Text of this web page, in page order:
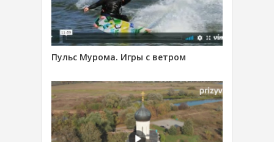
Пульс Мурома. Игры с ветром